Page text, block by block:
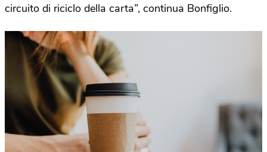
circuito di riciclo della carta”, continua Bonfiglio.